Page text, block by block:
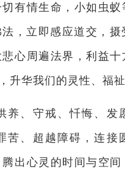
有情生命，小如虫蚁
，立即感应道交，摄
心周遍法界，利益
升华我们的灵性、福祉
养、守戒、忏悔、发
苦、超越障碍，连接
出心灵的时间与空